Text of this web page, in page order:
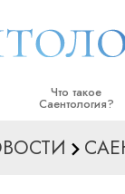
Что такое
Саентология?
Верования и